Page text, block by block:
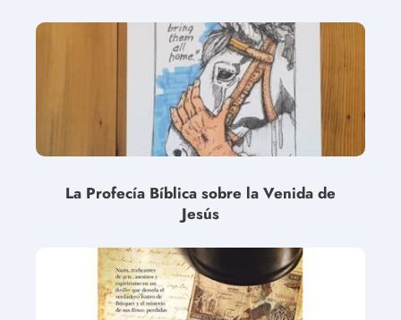
La Profecía Bíblica sobre la Venida de
Jesús